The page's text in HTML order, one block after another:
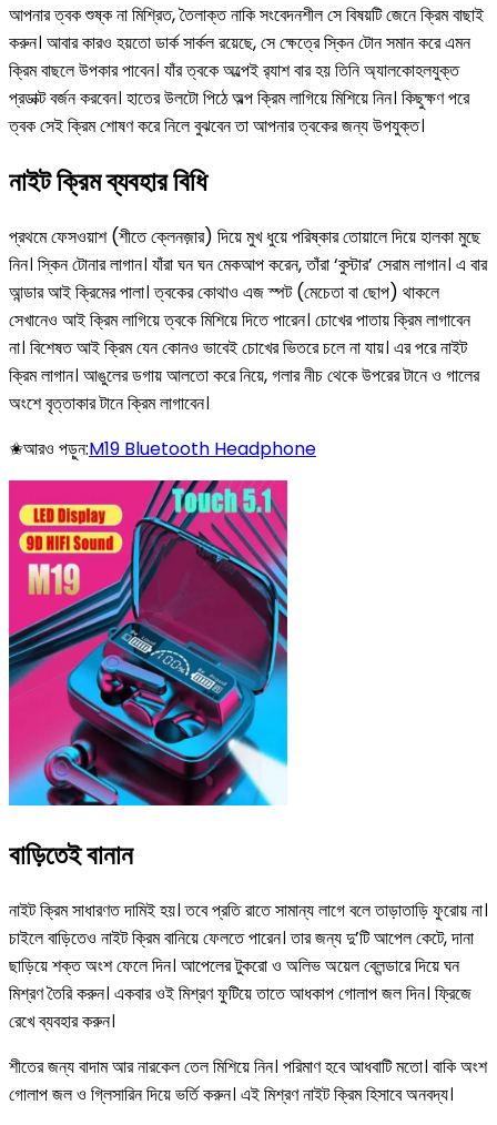
আপনার ত্বক শুষ্ক না মিশ্রিত, তৈলাক্ত নাকি সংবেদনশীল সে বিষয়টি জেনে ক্রিম বাছাই
করুন। আবার কারও হয়তো ডার্ক সার্কল রয়েছে, সে ক্ষেত্রে স্কিন টোন সমান করে এমন
ক্রিম বাছলে উপকার পাবেন। যাঁর ত্বকে অল্পেই র‌্যাশ বার হয় তিনি অ্যালকোহলযুক্ত
প্রডাক্ট বর্জন করবেন। হাতের উলটো পিঠে অল্প ক্রিম লাগিয়ে মিশিয়ে নিন। কিছুক্ষণ পরে
ত্বক সেই ক্রিম শোষণ করে নিলে বুঝবেন তা আপনার ত্বকের জন্য উপযুক্ত।
নাইট ক্রিম ব্যবহার বিধি
প্রথমে ফেসওয়াশ (শীতে ক্লেনজ়ার) দিয়ে মুখ ধুয়ে পরিষ্কার তোয়ালে দিয়ে হালকা মুছে
নিন। স্কিন টোনার লাগান। যাঁরা ঘন ঘন মেকআপ করেন, তাঁরা ‘বুস্টার’ সেরাম লাগান। এ বার
আন্ডার আই ক্রিমের পালা। ত্বকের কোথাও এজ স্পট (মেচেতা বা ছোপ) থাকলে
সেখানেও আই ক্রিম লাগিয়ে ত্বকে মিশিয়ে দিতে পারেন। চোখের পাতায় ক্রিম লাগাবেন
না। বিশেষত আই ক্রিম যেন কোনও ভাবেই চোখের ভিতরে চলে না যায়। এর পরে নাইট
ক্রিম লাগান। আঙুলের ডগায় আলতো করে নিয়ে, গলার নীচ থেকে উপরের টানে ও গালের
অংশে বৃত্তাকার টানে ক্রিম লাগাবেন।
✬আরও পড়ুন:M19 Bluetooth Headphone
বাড়িতেই বানান
নাইট ক্রিম সাধারণত দামিই হয়। তবে প্রতি রাতে সামান্য লাগে বলে তাড়াতাড়ি ফুরোয় না।
চাইলে বাড়িতেও নাইট ক্রিম বানিয়ে ফেলতে পারেন। তার জন্য দু’টি আপেল কেটে, দানা
ছাড়িয়ে শক্ত অংশ ফেলে দিন। আপেলের টুকরো ও অলিভ অয়েল ব্লেন্ডারে দিয়ে ঘন
মিশ্রণ তৈরি করুন। একবার ওই মিশ্রণ ফুটিয়ে তাতে আধকাপ গোলাপ জল দিন। ফ্রিজে
রেখে ব্যবহার করুন।
শীতের জন্য বাদাম আর নারকেল তেল মিশিয়ে নিন। পরিমাণ হবে আধবাটি মতো। বাকি অংশ
গোলাপ জল ও গ্লিসারিন দিয়ে ভর্তি করুন। এই মিশ্রণ নাইট ক্রিম হিসাবে অনবদ্য।